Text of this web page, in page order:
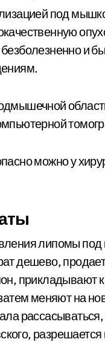
под
и
можно у
липомы
дешево,
прикладывают
меняют на